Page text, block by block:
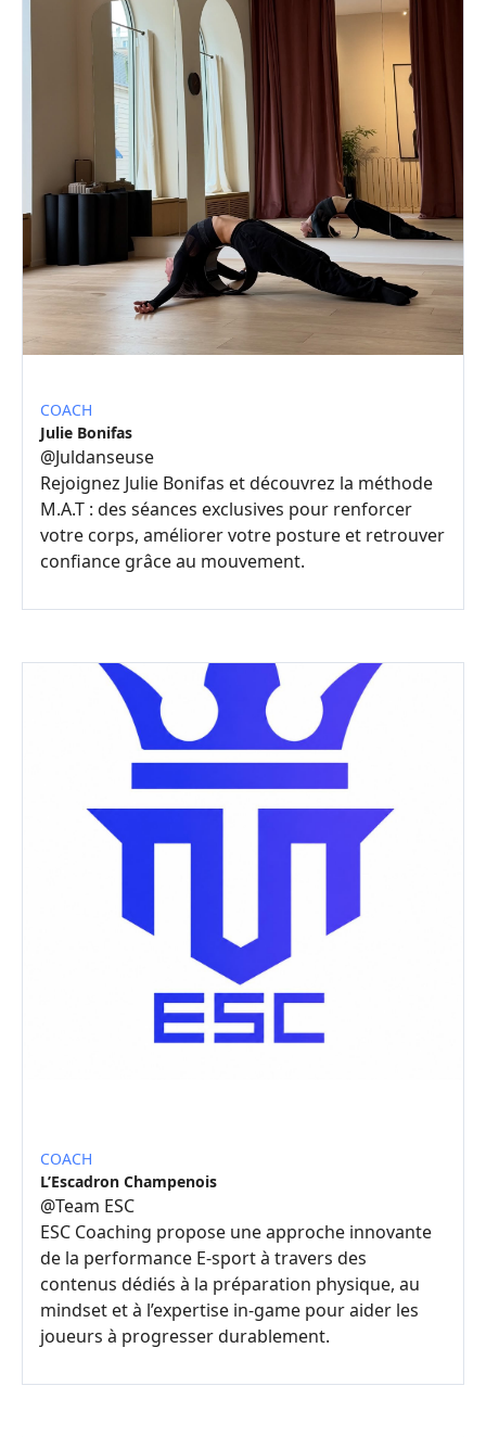
COACH
Julie Bonifas
@Juldanseuse
Rejoignez Julie Bonifas et découvrez la méthode
M.A.T : des séances exclusives pour renforcer
votre corps, améliorer votre posture et retrouver
confiance grâce au mouvement.
COACH
L’Escadron Champenois
@Team ESC
ESC Coaching propose une approche innovante
de la performance E-sport à travers des
contenus dédiés à la préparation physique, au
mindset et à l’expertise in-game pour aider les
joueurs à progresser durablement.